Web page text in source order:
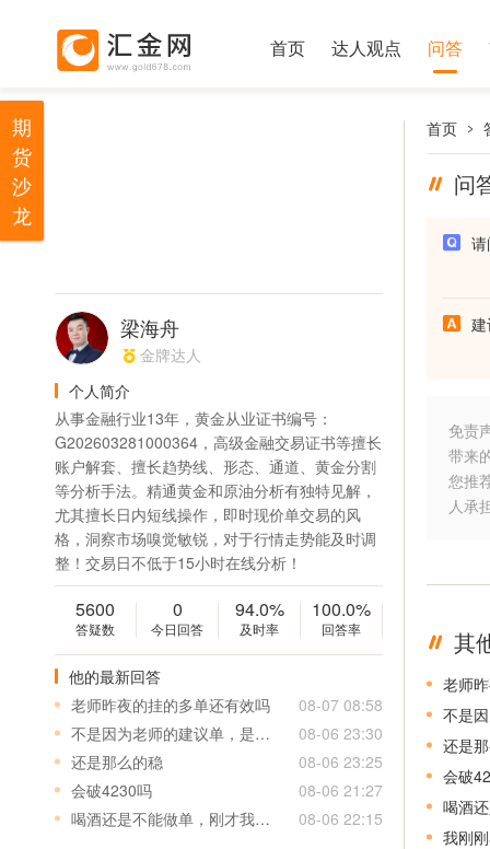
首页 达人观点 问答
梁海舟
金牌达人
个人简介
从事金融行业13年，黄金从业证书编号：
G202603281000364，高级金融交易证书等擅长
账户解套、擅长趋势线、形态、通道、黄金分割
等分析手法。精通黄金和原油分析有独特见解，
尤其擅长日内短线操作，即时现价单交易的风
格，洞察市场嗅觉敏锐，对于行情走势能及时调
整！交易日不低于15小时在线分析！
5600
答疑数
0
今日回答
94.0%
及时率
100.0%
回答率
他的最新回答
老师昨夜的挂的多单还有效吗
08-07 08:58
不是因为老师的建议单，是我自己喝多了胡做的，喝酒误事
08-06 23:30
还是那么的稳
08-06 23:25
会破4230吗
08-06 21:27
喝酒还是不能做单，刚才我都是5手的做，1万美金还剩3000，还好我的保证金每手500，再一个点就爆仓了，现在回来了
08-06 22:15
首页
问
免责
带来
您推
人承
其
老师
不是
还是
会破
喝酒
我刚
期
货
沙
龙